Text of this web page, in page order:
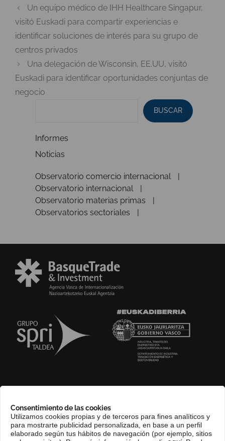
Consentimiento de las cookies
Utilizamos cookies propias y de terceros para fines analíticos y
para mostrarte publicidad personalizada, en base a un perfil
elaborado según tus hábitos de navegación (por ejemplo, sitios
Un equipo médico de IHH Healthcare Singapur,
visitó Euskadi para compartir experiencias e
identificar soluciones de interés para su grupo de
centros privados
Una delegación de Wisconsin, EE.UU, visitó
Euskadi para identificar oportunidades conjuntas de
negocio
BUSCAR
Informes
Noticias
Observatorio comercio internacional
Observatorio internacional
Observatorio materias primas
Observatorios sectoriales
COMPLIANCE CHANNEL
CONTACTO